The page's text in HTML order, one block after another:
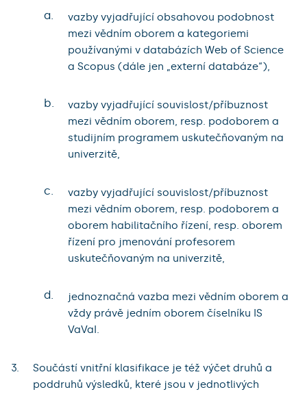
a.
vazby vyjadřující obsahovou podobnost
mezi vědním oborem a kategoriemi
používanými v databázích Web of Science
a Scopus (dále jen „externí databáze“),
b.
vazby vyjadřující souvislost/příbuznost
mezi vědním oborem, resp. podoborem a
studijním programem uskutečňovaným na
univerzitě,
c.
vazby vyjadřující souvislost/příbuznost
mezi vědním oborem, resp. podoborem a
oborem habilitačního řízení, resp. oborem
řízení pro jmenování profesorem
uskutečňovaným na univerzitě,
d.
jednoznačná vazba mezi vědním oborem a
vždy právě jedním oborem číselníku IS
VaVaI.
Součástí vnitřní klasifikace je též výčet druhů a
poddruhů výsledků, které jsou v jednotlivých